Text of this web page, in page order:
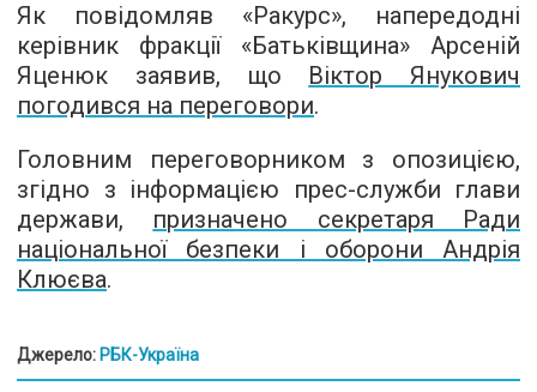
Як повідомляв «Ракурс», напередодні
керівник фракції «Батьківщина» Арсеній
Яценюк заявив, що Віктор Янукович
погодився на переговори.
Головним переговорником з опозицією,
згідно з інформацією прес-служби глави
держави, призначено секретаря Ради
національної безпеки і оборони Андрія
Клюєва.
Джерело: РБК-Україна